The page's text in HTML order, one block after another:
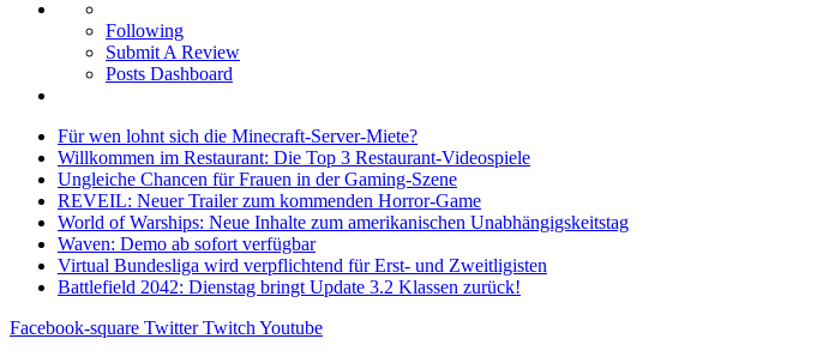
Following
Submit A Review
Posts Dashboard
Für wen lohnt sich die Minecraft-Server-Miete?
Willkommen im Restaurant: Die Top 3 Restaurant-Videospiele
Ungleiche Chancen für Frauen in der Gaming-Szene
REVEIL: Neuer Trailer zum kommenden Horror-Game
World of Warships: Neue Inhalte zum amerikanischen Unabhängigskeitstag
Waven: Demo ab sofort verfügbar
Virtual Bundesliga wird verpflichtend für Erst- und Zweitligisten
Battlefield 2042: Dienstag bringt Update 3.2 Klassen zurück!
Facebook-square Twitter Twitch Youtube